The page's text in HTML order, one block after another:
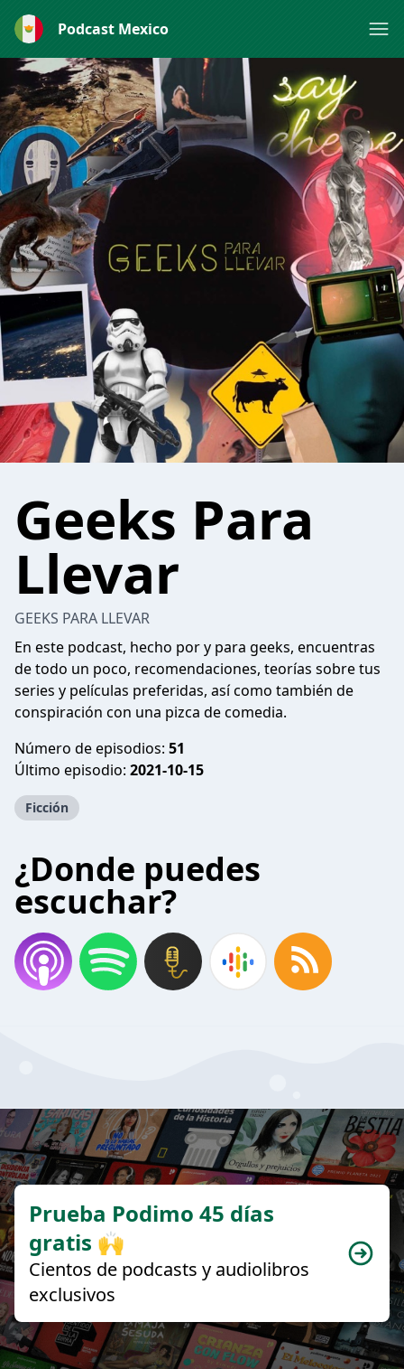
Podcast Mexico
Geeks Para
Llevar
GEEKS PARA LLEVAR
En este podcast, hecho por y para geeks, encuentras
de todo un poco, recomendaciones, teorías sobre tus
series y películas preferidas, así como también de
conspiración con una pizca de comedia.
Número de episodios: 51
Último episodio: 2021-10-15
Ficción
¿Donde puedes
escuchar?
Prueba Podimo 45 días
gratis 🙌
Cientos de podcasts y audiolibros
exclusivos